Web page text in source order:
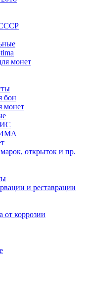
монет
бон
монет
открыток и пр.
и реставрации
от коррозии